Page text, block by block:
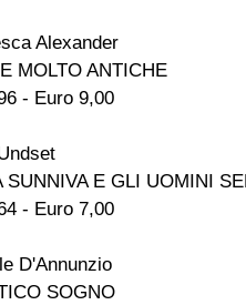
Alexander
MOLTO ANTICHE
- Euro 9,00
SUNNIVA E GLI UOMINI
- Euro 7,00
D'Annunzio
SOGNO